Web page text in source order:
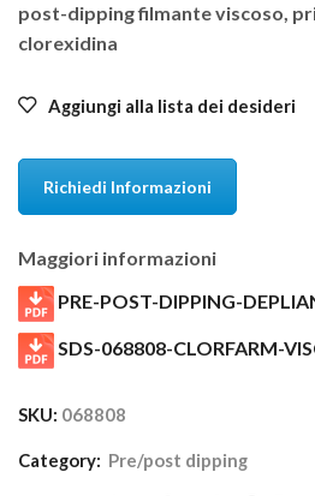
post-dipping filmante viscoso,
clorexidina
Aggiungi alla lista dei desideri
Richiedi Informazioni
Maggiori informazioni
PRE-POST-DIPPING-
SDS-068808-CLORFARM-
SKU: 068808
Category: Pre/post dipping